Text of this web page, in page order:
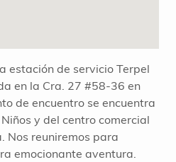
estación de servicio Terpel
en la Cra. 27 #58-36 en
de encuentro se encuentra
y del centro comercial
Nos reuniremos para
emocionante aventura.